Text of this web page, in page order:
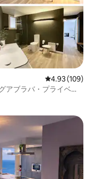
レビュー109
4.93 (109)
アブラバ・プライベー